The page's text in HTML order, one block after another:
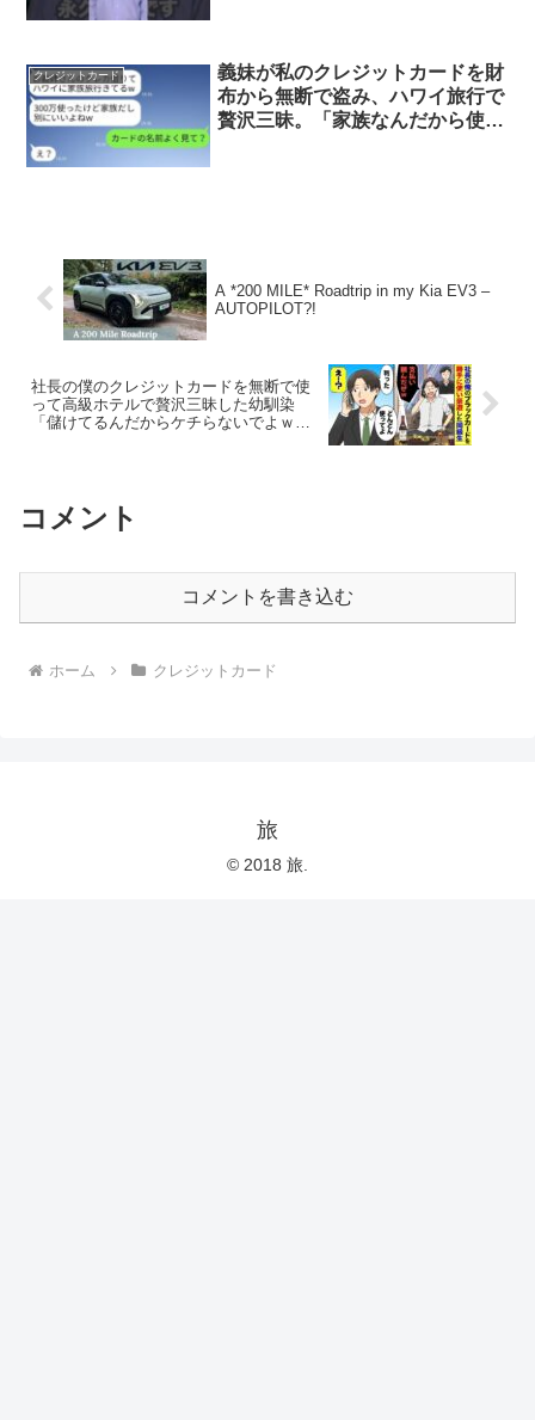
クレジットカード
義妹が私のクレジットカードを財
布から無断で盗み、ハワイ旅行で
贅沢三昧。「家族なんだから使っ
A *200 MILE* Roadtrip in my Kia EV3 –
AUTOPILOT?!
社長の僕のクレジットカードを無断で使
って高級ホテルで贅沢三昧した幼馴染
「儲けてるんだからケチらないでよｗ」
コメント
コメントを書き込む
ホーム クレジットカード
旅
© 2018 旅.